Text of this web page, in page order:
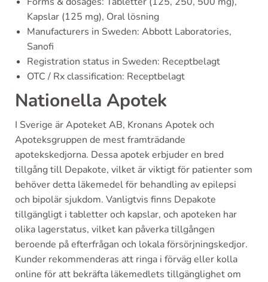
Kapslar (125 mg), Oral lösning
Manufacturers in Sweden: Abbott Laboratories,
Sanofi
Registration status in Sweden: Receptbelagt
OTC / Rx classification: Receptbelagt
Nationella Apotek
I Sverige är Apoteket AB, Kronans Apotek och
Apoteksgruppen de mest framträdande
apotekskedjorna. Dessa apotek erbjuder en bred
tillgång till Depakote, vilket är viktigt för patienter som
behöver detta läkemedel för behandling av epilepsi
och bipolär sjukdom. Vanligtvis finns Depakote
tillgängligt i tabletter och kapslar, och apoteken har
olika lagerstatus, vilket kan påverka tillgången
beroende på efterfrågan och lokala försörjningskedjor.
Kunder rekommenderas att ringa i förväg eller kolla
online för att bekräfta läkemedlets tillgänglighet om